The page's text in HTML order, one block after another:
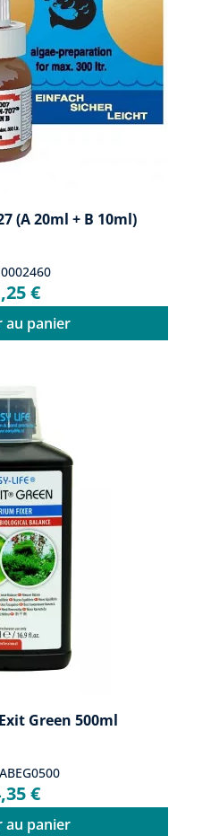
(A 20ml + B 10ml)
€
au panier
Green 500ml
€
au panier